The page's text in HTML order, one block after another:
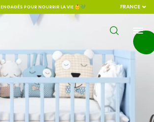
ENGAGÉS POUR NOURRIR LA VIE 👶💚 FRANCE